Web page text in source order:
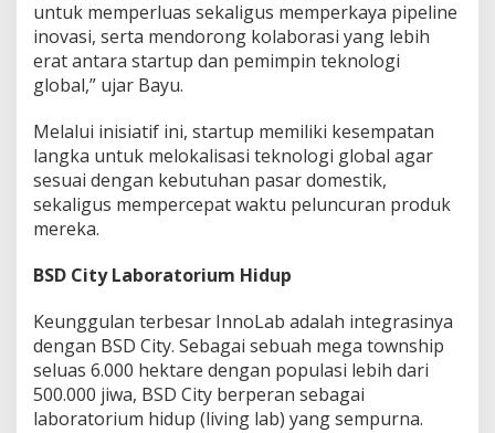
untuk memperluas sekaligus memperkaya pipeline
inovasi, serta mendorong kolaborasi yang lebih
erat antara startup dan pemimpin teknologi
global,” ujar Bayu.
Melalui inisiatif ini, startup memiliki kesempatan
langka untuk melokalisasi teknologi global agar
sesuai dengan kebutuhan pasar domestik,
sekaligus mempercepat waktu peluncuran produk
mereka.
BSD City Laboratorium Hidup
Keunggulan terbesar InnoLab adalah integrasinya
dengan BSD City. Sebagai sebuah mega township
seluas 6.000 hektare dengan populasi lebih dari
500.000 jiwa, BSD City berperan sebagai
laboratorium hidup (living lab) yang sempurna.